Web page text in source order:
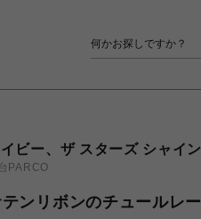
ビー、ザ スターズ シャイ
PARCO
テンリボンのチュールレ